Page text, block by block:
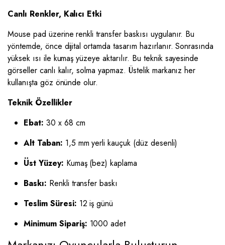
Canlı Renkler, Kalıcı Etki
Mouse pad üzerine renkli transfer baskısı uygulanır. Bu
yöntemde, önce dijital ortamda tasarım hazırlanır. Sonrasında
yüksek ısı ile kumaş yüzeye aktarılır. Bu teknik sayesinde
görseller canlı kalır, solma yapmaz. Üstelik markanız her
kullanışta göz önünde olur.
Teknik Özellikler
Ebat: 30 x 68 cm
Alt Taban: 1,5 mm yerli kauçuk (düz desenli)
Üst Yüzey: Kumaş (bez) kaplama
Baskı: Renkli transfer baskı
Teslim Süresi: 12 iş günü
Minimum Sipariş: 1000 adet